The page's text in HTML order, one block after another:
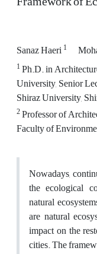
Sanaz Haeri1
1Ph.D. in
University, Senior
Shiraz University,
2Professor of
Faculty of
Nowadays,
the ecological
natural
are natural
impact on the
cities. The